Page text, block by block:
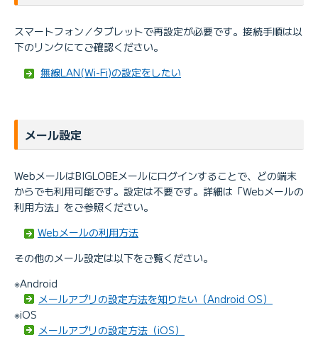
スマートフォン／タブレットで再設定が必要です。接続手順は以
下のリンクにてご確認ください。
無線LAN(Wi-Fi)の設定をしたい
メール設定
WebメールはBIGLOBEメールにログインすることで、どの端末
からでも利用可能です。設定は不要です。詳細は「Webメールの
利用方法」をご参照ください。
Webメールの利用方法
その他のメール設定は以下をご覧ください。
※Android
メールアプリの設定方法を知りたい（Android OS）
※iOS
メールアプリの設定方法（iOS）